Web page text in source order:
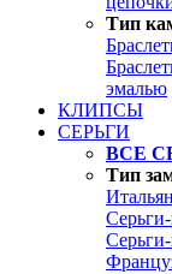
Тип
эмалью
КЛИПСЫ
СЕРЬГИ
ВСЕ
Тип